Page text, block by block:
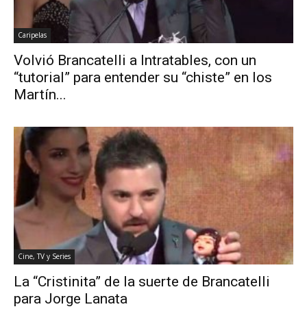
Caripelas
Volvió Brancatelli a Intratables, con un
“tutorial” para entender su “chiste” en los
Martín...
Cine, TV y Series
La “Cristinita” de la suerte de Brancatelli
para Jorge Lanata